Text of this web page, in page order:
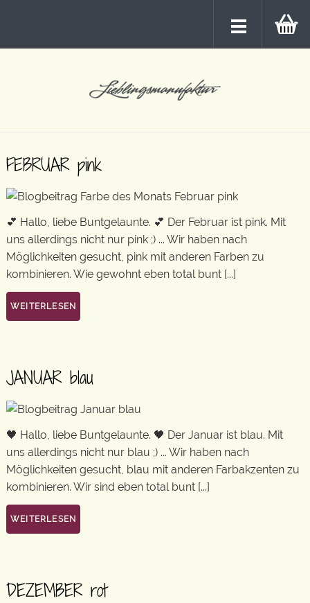
FEBRUAR pink
💕 Hallo, liebe Buntgelaunte. 💕 Der Februar ist pink. Mit
uns allerdings nicht nur pink ;) ... Wir haben nach
Möglichkeiten gesucht, pink mit anderen Farben zu
kombinieren. Wie gewohnt eben total bunt [...]
WEITERLESEN
JANUAR blau
🖤 Hallo, liebe Buntgelaunte. 🖤 Der Januar ist blau. Mit
uns allerdings nicht nur blau ;) ... Wir haben nach
Möglichkeiten gesucht, blau mit anderen Farbakzenten zu
kombinieren. Wir sind eben total bunt [...]
WEITERLESEN
DEZEMBER rot